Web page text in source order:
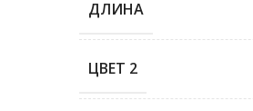
ДЛИНА
ЦВЕТ 2